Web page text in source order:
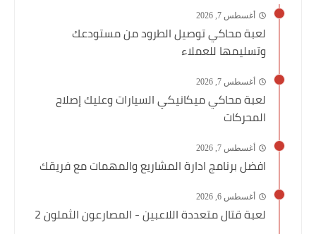
أغسطس 7, 2026
لعبة محاكي توصيل الطرود من مستودعك
وتسليمها للعملاء
أغسطس 7, 2026
لعبة محاكي ميكانيكي السيارات وعليك إصلاح
المحركات
أغسطس 7, 2026
افضل برنامج ادارة المشاريع والمهمات مع فريقك
أغسطس 6, 2026
لعبة قتال متعددة اللاعبين - المصارعون الثملون 2